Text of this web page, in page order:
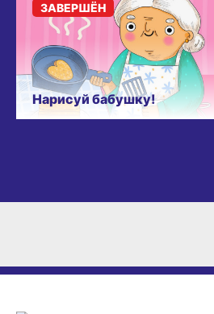
Нарисуй бабушку!
ЗАВЕРШЁН